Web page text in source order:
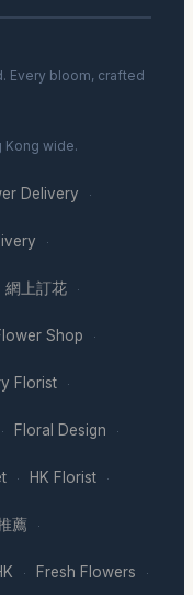
Every bloom, crafted
Kong wide.
Delivery ·
·
網上訂花 ·
Shop ·
Florist ·
· Floral Design ·
· HK Florist ·
薦 ·
· Fresh Flowers ·